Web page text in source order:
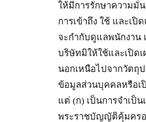
ให้มีการรักษาความมั่
การเข้าถึง ใช้ และเ
จะกำกับดูแลพนักงาน
บริษัทมิให้ใช้และเปิด
นอกเหนือไปจากวัตถุป
ข้อมูลส่วนบุคคลหรือเ
แต่ (ก) เป็นการจำเป็
พระราชบัญญัติคุ้มคร